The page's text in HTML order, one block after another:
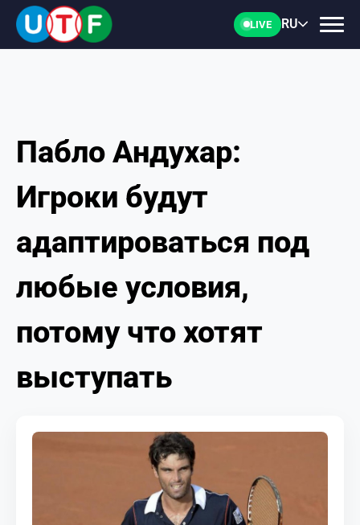
LIVE RU
ГЛАВНАЯ
ФТУ
НОВОСТИ
ДОКУМЕНТЫ
ПЕРСОНАЛИИ
Пабло Андухар:
Игроки будут
адаптироваться под
любые условия,
потому что хотят
выступать